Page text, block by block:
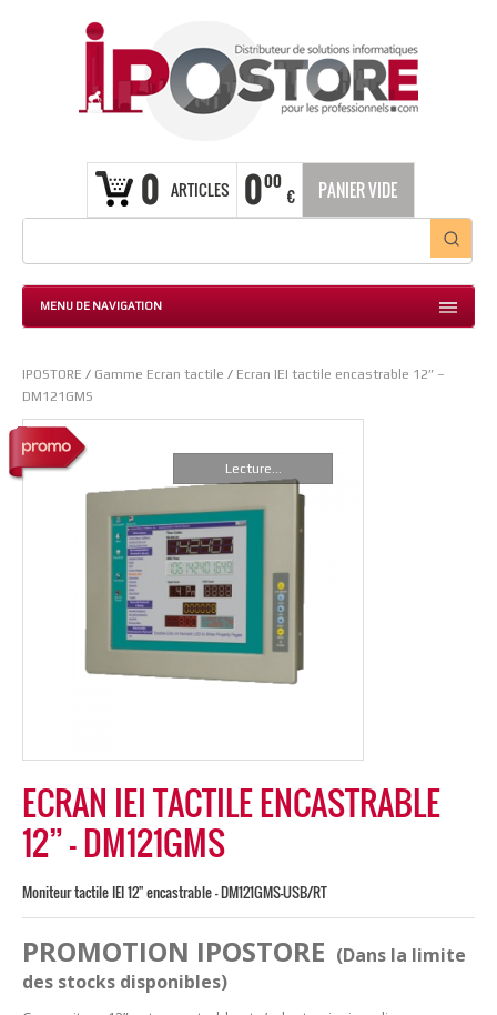
0 ARTICLES 000
€ PANIER VIDE
MENU DE NAVIGATION
IPOSTORE / Gamme Ecran tactile / Ecran IEI tactile encastrable 12” –
DM121GMS
Lecture...
ECRAN IEI TACTILE ENCASTRABLE
12” – DM121GMS
Moniteur tactile IEI 12'' encastrable - DM121GMS-USB/RT
PROMOTION IPOSTORE (Dans la limite
des stocks disponibles)